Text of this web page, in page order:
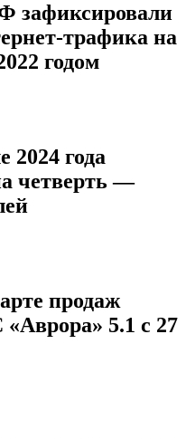
зафиксировали
трафика на
годом
2024 года
четверть —
продаж
5.1 с 27